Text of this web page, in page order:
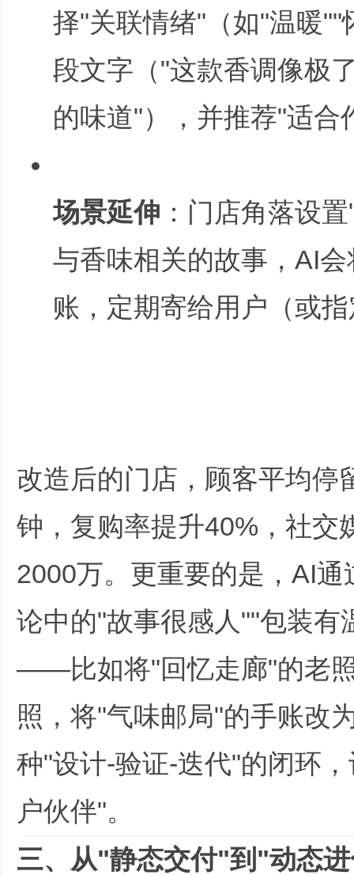
择"关联情绪"（如"温暖
段文字（"这款香调像极
的味道"），并推荐"适合
场景延伸 ：门店角落设
与香味相关的故事，AI
账，定期寄给用户（或
改造后的门店，顾客平均停
钟，复购率提升40%，社交
2000万。更重要的是，AI
论中的"故事很感人""包装有
——比如将"回忆走廊"的老
照，将"气味邮局"的手账改
种"设计-验证-迭代"的闭环
户伙伴"。
三、从"静态交付"到"动态